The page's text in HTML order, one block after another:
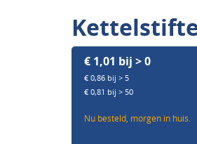
€ 1,01 bij > 0
€ 0,86 bij > 5
€ 0,81 bij > 50
Nu besteld, morgen in huis.